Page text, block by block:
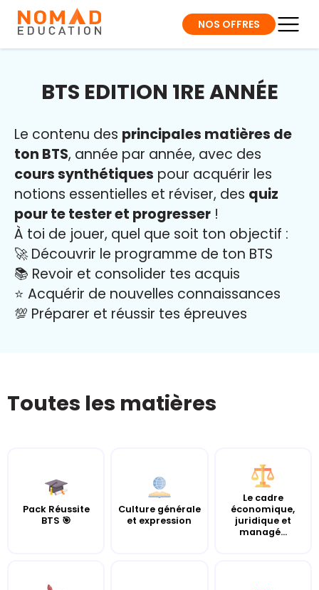
NOS OFFRES
BTS EDITION 1RE ANNÉE
Le contenu des principales matières de
ton BTS, année par année, avec des
cours synthétiques pour acquérir les
notions essentielles et réviser, des quiz
pour te tester et progresser !
À toi de jouer, quel que soit ton objectif :
🚀 Découvrir le programme de ton BTS
📚 Revoir et consolider tes acquis
⭐️ Acquérir de nouvelles connaissances
💯 Préparer et réussir tes épreuves
Toutes les matières
Pack Réussite
BTS 🎯
Culture générale
et expression
Le cadre
économique,
juridique et
managé...